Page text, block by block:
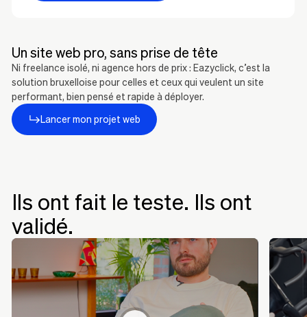
Un site web pro, sans prise de tête
Ni freelance isolé, ni agence hors de prix : Eazyclick, c’est la
solution bruxelloise pour celles et ceux qui veulent un site
performant, bien pensé et rapide à déployer.
Lancer mon projet web
Ils ont fait le teste. Ils ont
validé.